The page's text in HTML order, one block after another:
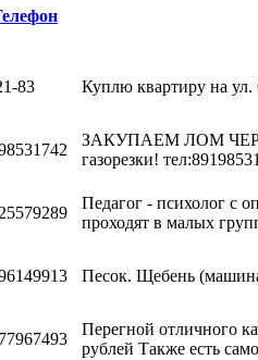
83 Куплю квартиру на
ЗАКУПАЕМ ЛОМ
газорезки!
Педагог - психолог с
проходят в малых
Песок. Щебень
Перегной отличного
рублей Также есть